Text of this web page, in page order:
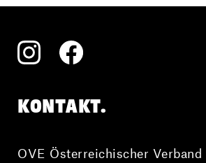
KONTAKT.
OVE Österreichischer Verband